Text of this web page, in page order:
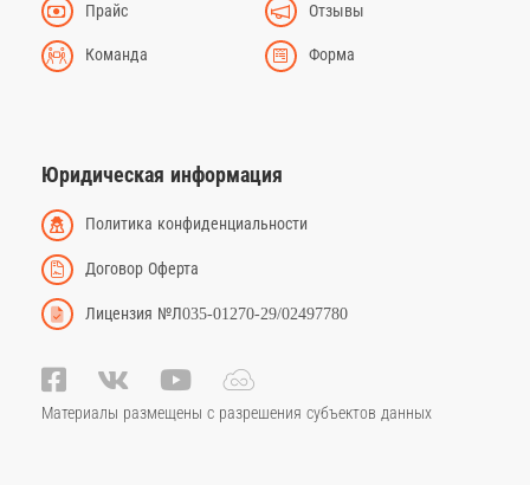
Прайс Отзывы
Команда Форма
Юридическая информация
Политика конфиденциальности
Договор Оферта
Лицензия №Л035-01270-29/02497780
Материалы размещены с разрешения субъектов данных